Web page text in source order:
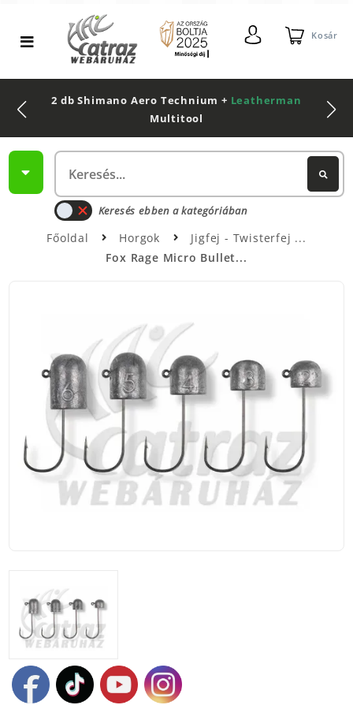
Kosár
2 db Shimano Aero Technium + Leatherman
Multitool
Keresés ebben a kategóriában
Főoldal Horgok
Jigfej - Twisterfej
Fox Rage Micro Bullet...